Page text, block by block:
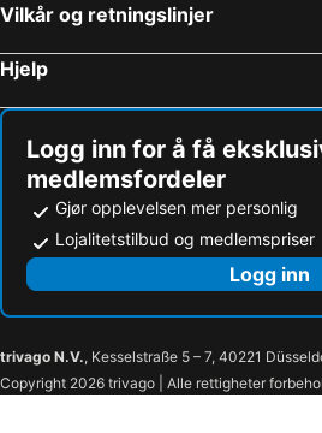
Vilkår og retningslinjer
Hjelp
Logg inn for å få
medlemsfordeler
Gjør opplevelsen mer personlig
Lojalitetstilbud og medlemspriser
Logg inn
trivago N.V., Kesselstraße 5 – 7, 40221
Copyright 2026 trivago | Alle rettigheter